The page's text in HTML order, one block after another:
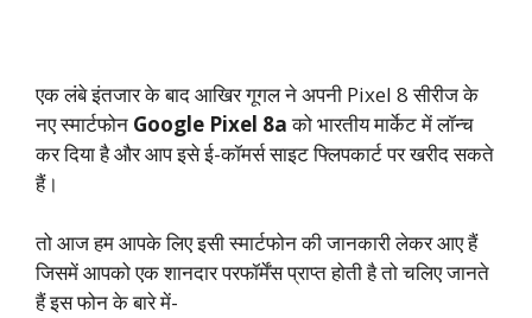
एक लंबे इंतजार के बाद आखिर गूगल ने अपनी Pixel 8 सीरीज के
नए स्मार्टफोन Google Pixel 8aको भारतीय मार्केट में लॉन्च
कर दिया है और आप इसे ई-कॉमर्स साइट फ्लिपकार्ट पर खरीद सकते
हैं।
तो आज हम आपके लिए इसी स्मार्टफोन की जानकारी लेकर आए हैं
जिसमें आपको एक शानदार परफॉर्मेंस प्राप्त होती है तो चलिए जानते
हैं इस फोन के बारे में-